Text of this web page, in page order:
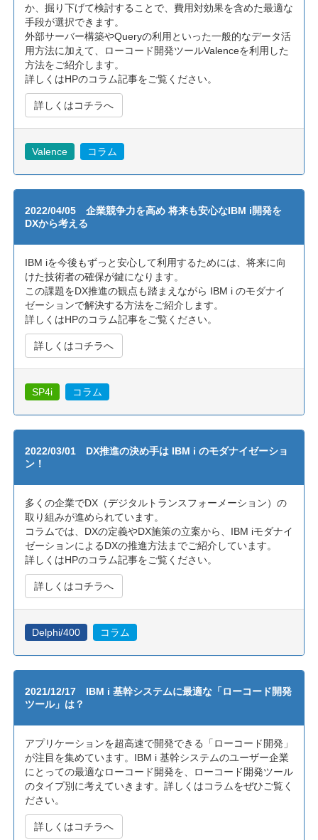
か、掘り下げて検討することで、費用対効果を含めた最適な
手段が選択できます。
外部サーバー構築やQueryの利用といった一般的なデータ活
用方法に加えて、ローコード開発ツールValenceを利用した
方法をご紹介します。
詳しくはHPのコラム記事をご覧ください。
詳しくはコチラへ
Valence コラム
2022/04/05 企業競争力を高め 将来も安心なIBM i開発を
DXから考える
IBM iを今後もずっと安心して利用するためには、将来に向
けた技術者の確保が鍵になります。
この課題をDX推進の観点も踏まえながら IBM i のモダナイ
ゼーションで解決する方法をご紹介します。
詳しくはHPのコラム記事をご覧ください。
詳しくはコチラへ
SP4i コラム
2022/03/01 DX推進の決め手は IBM i のモダナイゼーショ
ン！
多くの企業でDX（デジタルトランスフォーメーション）の
取り組みが進められています。
コラムでは、DXの定義やDX施策の立案から、IBM iモダナイ
ゼーションによるDXの推進方法までご紹介しています。
詳しくはHPのコラム記事をご覧ください。
詳しくはコチラへ
Delphi/400 コラム
2021/12/17 IBM i 基幹システムに最適な「ローコード開発
ツール」は？
アプリケーションを超高速で開発できる「ローコード開発」
が注目を集めています。IBM i 基幹システムのユーザー企業
にとっての最適なローコード開発を、ローコード開発ツール
のタイプ別に考えていきます。詳しくはコラムをぜひご覧く
ださい。
詳しくはコチラへ